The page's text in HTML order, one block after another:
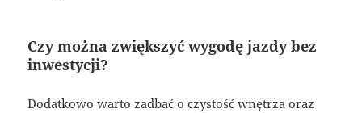
Czy można zwiększyć wygodę jazdy bez
inwestycji?
Dodatkowo warto zadbać o czystość wnętrza oraz